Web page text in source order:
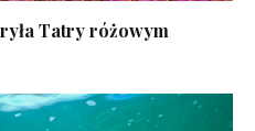
Tatry różowym